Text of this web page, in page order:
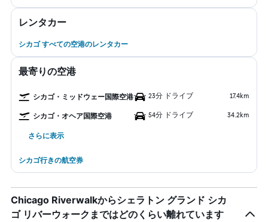
レンタカー
シカゴ すべての空港のレンタカー
最寄りの空港
シカゴ・ミッドウェー国際空港 23分 ドライブ 17.4km
シカゴ・オヘア国際空港 54分 ドライブ 34.2km
さらに表示
シカゴ行きの航空券
Chicago Riverwalkからシェラトン グランド シカ
ゴ リバーウォークまではどのくらい離れています